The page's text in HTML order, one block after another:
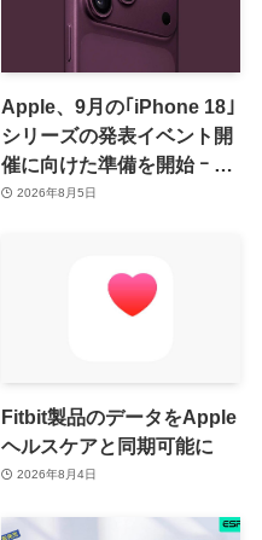
Apple、9月の｢iPhone 18｣
シリーズの発表イベント開
催に向けた準備を開始 ｰ 9
月8日か9月9日に開催見込
2026年8月5日
Fitbit製品のデータをApple
ヘルスケアと同期可能に
2026年8月4日